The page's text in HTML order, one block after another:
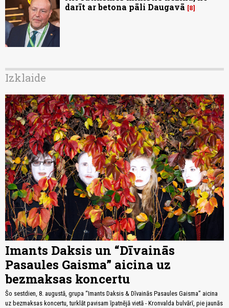
darīt ar betona pāli Daugavā
8
Izklaide
Imants Daksis un “Dīvainās
Pasaules Gaisma” aicina uz
bezmaksas koncertu
Šo sestdien, 8. augustā, grupa “Imants Daksis & Dīvainās Pasaules Gaisma” aicina
uz bezmaksas koncertu, turklāt pavisam īpatnējā vietā - Kronvalda bulvārī, pie jaunās